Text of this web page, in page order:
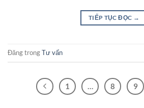
TIẾP TỤC ĐỌC →
Đăng trongTư vấn
1 … 8 9